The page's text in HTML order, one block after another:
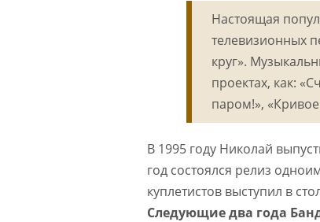
Настоящая
телевизионных
круг».
проектах, как:
паром!»,
В 1995 году Николай
год состоялся релиз
куплетистов выступил в
Следующие два года